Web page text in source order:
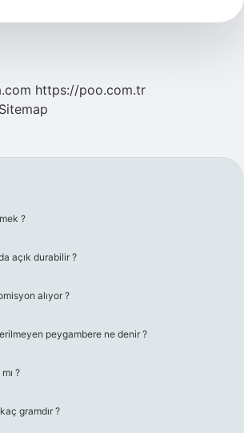
Mi
https://poo.com.tr
Sitemap
?
açık durabilir ?
alıyor ?
peygambere ne denir ?
?
gramdır ?